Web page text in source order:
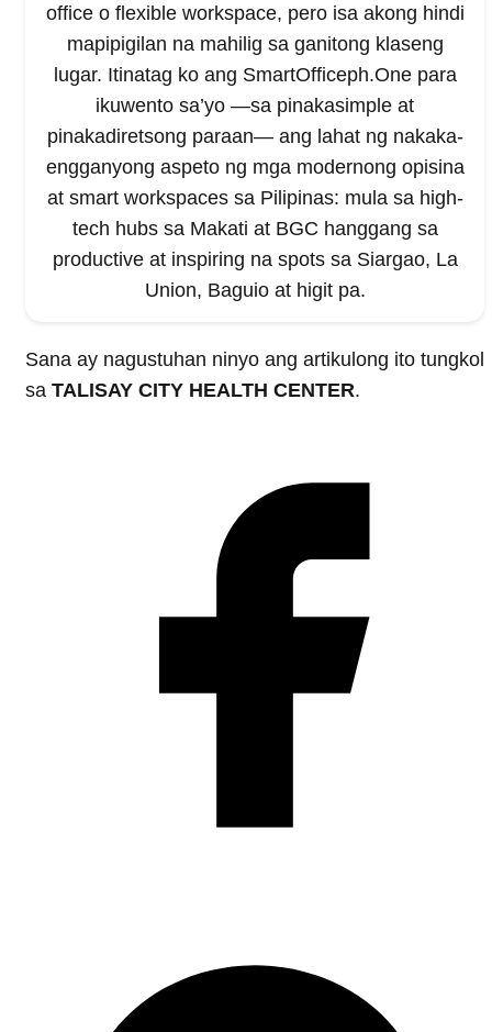
office o flexible workspace, pero isa akong hindi
mapipigilan na mahilig sa ganitong klaseng
lugar. Itinatag ko ang SmartOfficeph.One para
ikuwento sa’yo —sa pinakasimple at
pinakadiretsong paraan— ang lahat ng nakaka-
engganyong aspeto ng mga modernong opisina
at smart workspaces sa Pilipinas: mula sa high-
tech hubs sa Makati at BGC hanggang sa
productive at inspiring na spots sa Siargao, La
Union, Baguio at higit pa.
Sana ay nagustuhan ninyo ang artikulong ito tungkol
sa TALISAY CITY HEALTH CENTER.